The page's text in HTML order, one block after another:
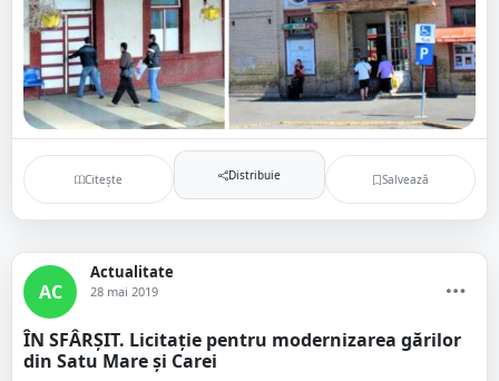
Citește Distribuie Salvează
AC
Actualitate
28 mai 2019
ÎN SFÂRȘIT. Licitație pentru modernizarea gărilor
din Satu Mare și Carei